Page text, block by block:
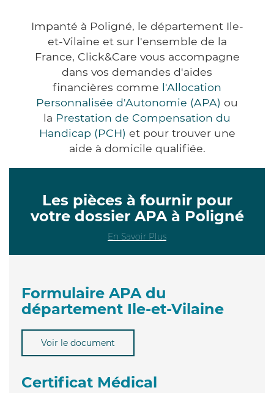
Impanté à Poligné, le département Ile-
et-Vilaine et sur l'ensemble de la
France, Click&Care vous accompagne
dans vos demandes d'aides
financières comme l'Allocation
Personnalisée d'Autonomie (APA) ou
la Prestation de Compensation du
Handicap (PCH) et pour trouver une
aide à domicile qualifiée.
Les pièces à fournir pour
votre dossier APA à Poligné
En Savoir Plus
Formulaire APA du
département Ile-et-Vilaine
Voir le document
Certificat Médical